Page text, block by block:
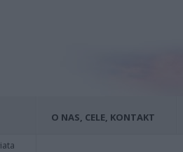
O NAS, CELE, KONTAKT